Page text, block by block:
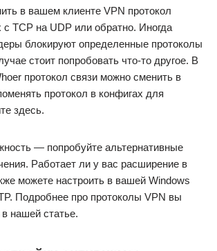
в вашем клиенте VPN протокол
TCP на UDP или обратно. Иногда
блокируют определенные протоколы
стоит попробовать что-то другое. В
протокол связи можно сменить в
протокол в конфигах для
здесь.
— попробуйте альтернативные
Работает ли у вас расширение в
можете настроить в вашей Windows
Подробнее про протоколы VPN вы
нашей статье.